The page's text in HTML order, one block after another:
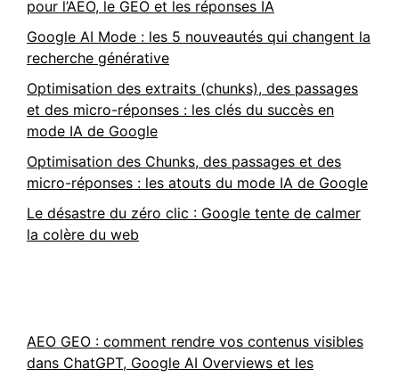
pour l’AEO, le GEO et les réponses IA
Google AI Mode : les 5 nouveautés qui changent la
recherche générative
Optimisation des extraits (chunks), des passages
et des micro-réponses : les clés du succès en
mode IA de Google
Optimisation des Chunks, des passages et des
micro-réponses : les atouts du mode IA de Google
Le désastre du zéro clic : Google tente de calmer
la colère du web
AEO GEO : comment rendre vos contenus visibles
dans ChatGPT, Google AI Overviews et les